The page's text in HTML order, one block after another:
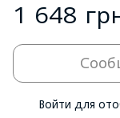
1 648
Войти для